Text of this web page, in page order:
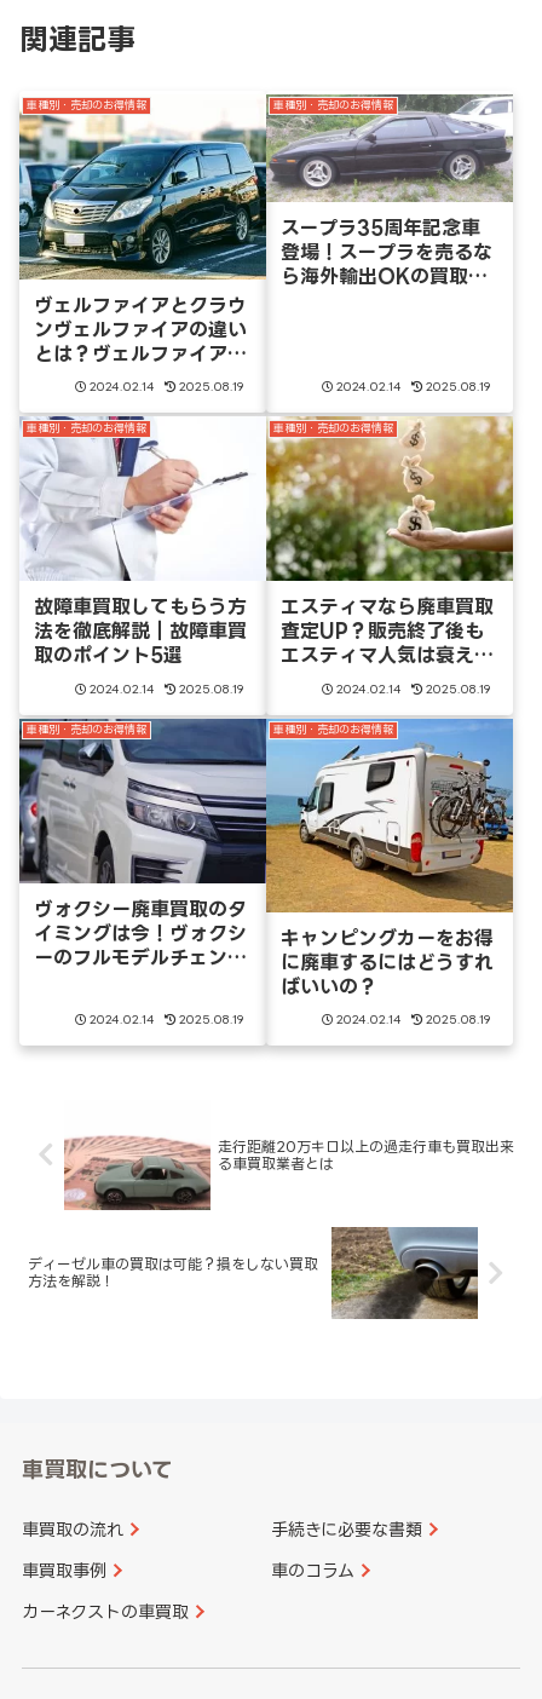
関連記事
車種別・売却のお得情報
ヴェルファイアとクラウ
ンヴェルファイアの違い
とは？ヴェルファイアの
廃車買取に影響ある？
2024.02.14 2025.08.19
車種別・売却のお得情報
スープラ35周年記念車
登場！スープラを売るな
ら海外輸出OKの買取業
2024.02.14 2025.08.19
車種別・売却のお得情報
故障車買取してもらう方
法を徹底解説｜故障車買
取のポイント5選
2024.02.14 2025.08.19
車種別・売却のお得情報
エスティマなら廃車買取
査定UP？販売終了後も
エスティマ人気は衰え
2024.02.14 2025.08.19
車種別・売却のお得情報
ヴォクシー廃車買取のタ
イミングは今！ヴォクシ
ーのフルモデルチェンジ
2024.02.14 2025.08.19
車種別・売却のお得情報
キャンピングカーをお得
に廃車するにはどうすれ
ばいいの？
2024.02.14 2025.08.19
走行距離20万キロ以上の過走行車も買取出来
る車買取業者とは
ディーゼル車の買取は可能？損をしない買取
方法を解説！
車買取について
車買取の流れ 手続きに必要な書類
車買取事例 車のコラム
カーネクストの車買取